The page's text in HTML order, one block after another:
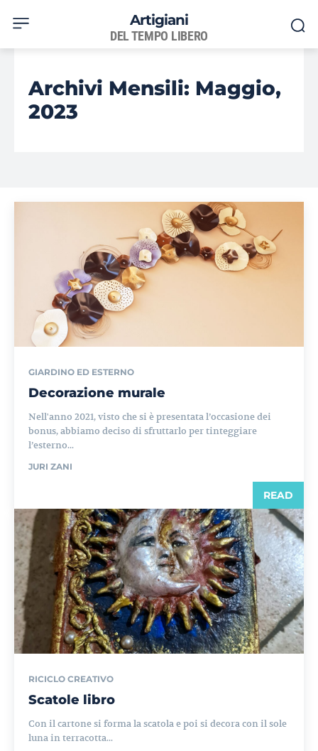
Artigiani
DEL TEMPO LIBERO
Archivi Mensili: Maggio,
2023
GIARDINO ED ESTERNO
Decorazione murale
Nell'anno 2021, visto che si è presentata l’occasione dei
bonus, abbiamo deciso di sfruttarlo per tinteggiare
l’esterno...
JURI ZANI
READ
RICICLO CREATIVO
Scatole libro
Con il cartone si forma la scatola e poi si decora con il sole
luna in terracotta...